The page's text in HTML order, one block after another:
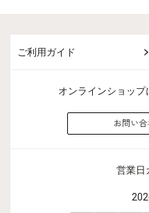
ご利用ガイド
オンラインショッ
お問い合
営業日